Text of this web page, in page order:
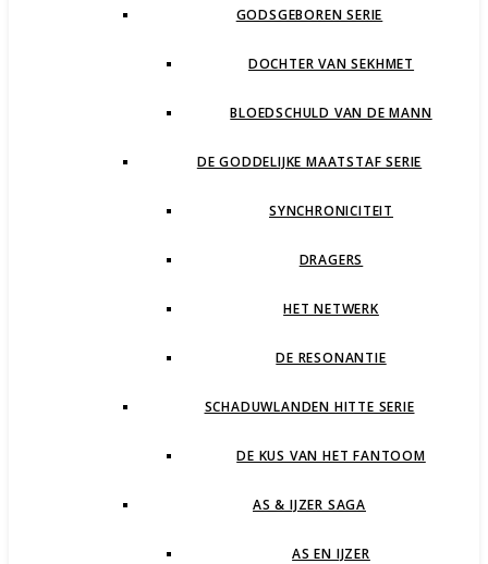
GODSGEBOREN SERIE
DOCHTER VAN SEKHMET
BLOEDSCHULD VAN DE MANN
DE GODDELIJKE MAATSTAF SERIE
SYNCHRONICITEIT
DRAGERS
HET NETWERK
DE RESONANTIE
SCHADUWLANDEN HITTE SERIE
DE KUS VAN HET FANTOOM
AS & IJZER SAGA
AS EN IJZER